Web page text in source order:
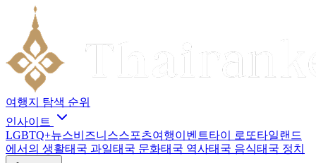
여행지 탐색 순위
인사이트
LGBTQ+뉴스비즈니스스포츠여행이벤트타이 로또타일랜드
에서의 생활태국 과일태국 문화태국 역사태국 음식태국 정치